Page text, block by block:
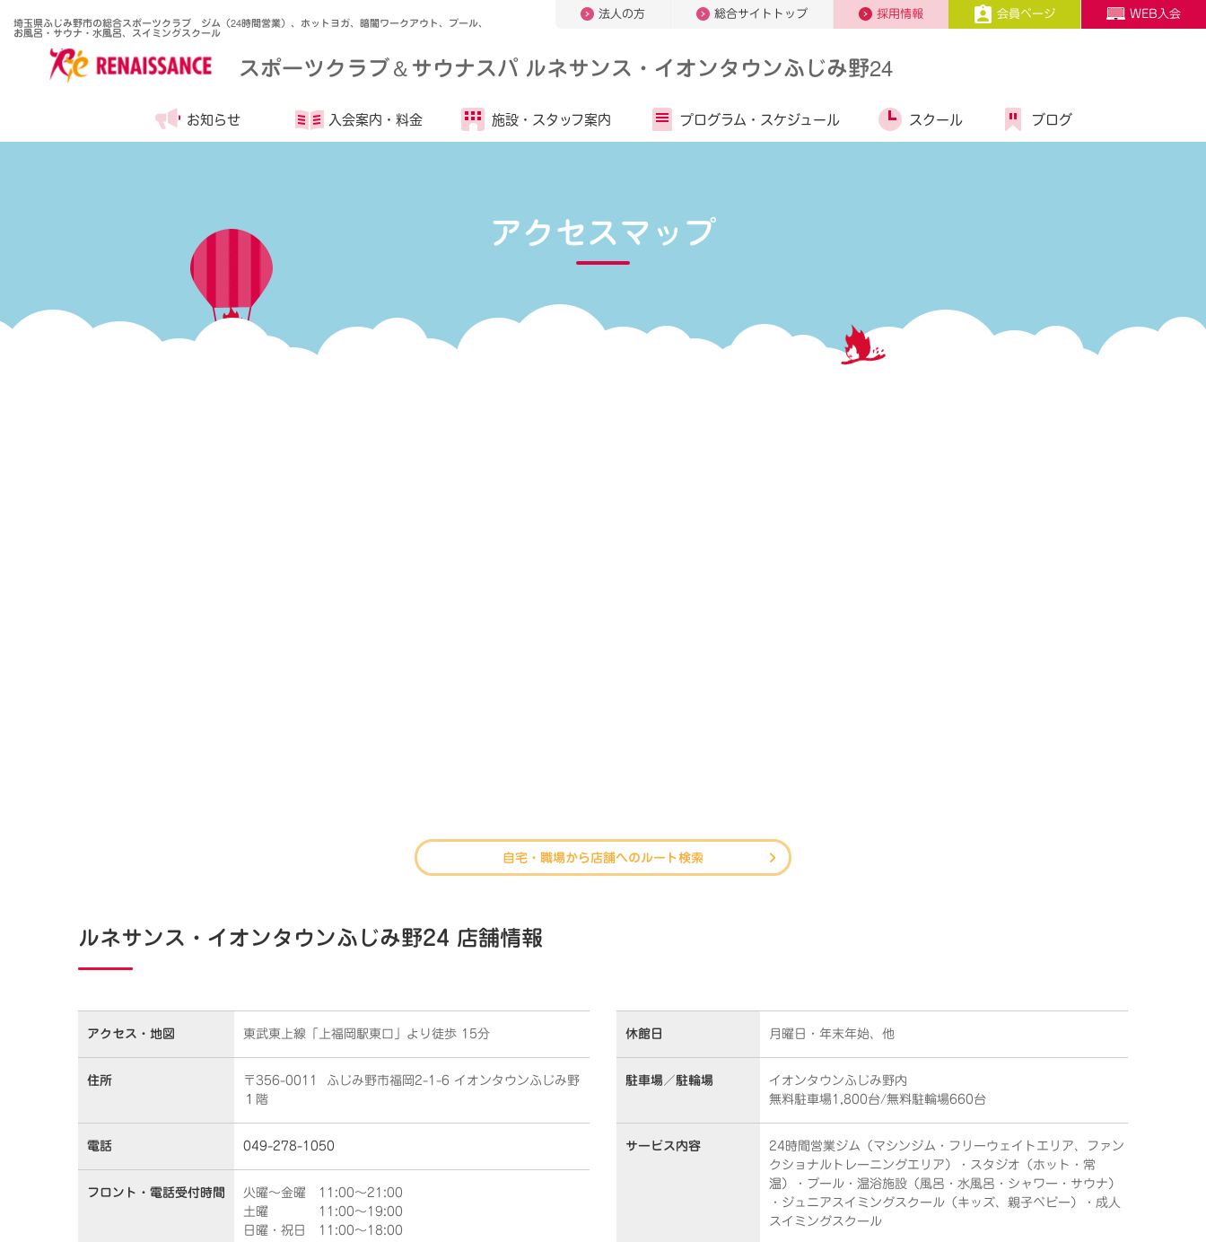
埼玉県ふじみ野市の総合スポーツクラブ ジム（24時間営業）、ホットヨガ、暗闇ワークアウト、プール、
お風呂・サウナ・水風呂、スイミングスクール
法人の方 総合サイトトップ 採用情報 会員ページ WEB入会
スポーツクラブ＆サウナスパ ルネサンス・イオンタウンふじみ野24
お知らせ 入会案内・ 料金 施設・ スタッフ案内 プログラム・ スケジュール スクール ブログ
アクセスマップ
自宅・職場から店舗へのルート検索
ルネサンス・イオンタウンふじみ野24 店舗情報
アクセス・ 地図 東武東上線「上福岡駅東口」より徒歩 15分
住所
〒356-0011 ふじみ野市福岡2-1-6 イオンタウンふじみ野
１階
電話 049-278-1050
フロント・ 電話受付時間
火曜～金曜 11:00～21:00
土曜 11:00～19:00
日曜・祝日 11:00～18:00
休館日 月曜日・年末年始、他
駐車場／ 駐輪場
イオンタウンふじみ野内
無料駐車場1,800台/無料駐輪場660台
サービス内容
24時間営業ジム（マシンジム・フリーウェイトエリア、ファン
クショナルトレーニングエリア）・スタジオ（ホット・常
温）・プール・温浴施設（風呂・水風呂・シャワー・サウナ）
・ジュニアスイミングスクール（キッズ、親子ベビー）・成人
スイミングスクール